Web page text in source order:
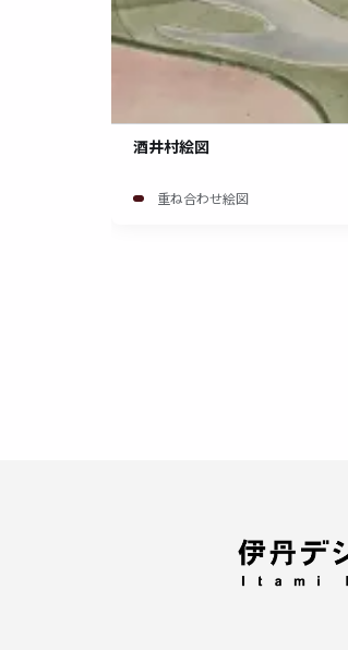
酒井村絵図
重ね合わせ絵図